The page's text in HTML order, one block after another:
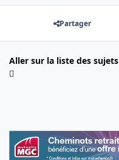
Partager
Aller sur la liste des sujets